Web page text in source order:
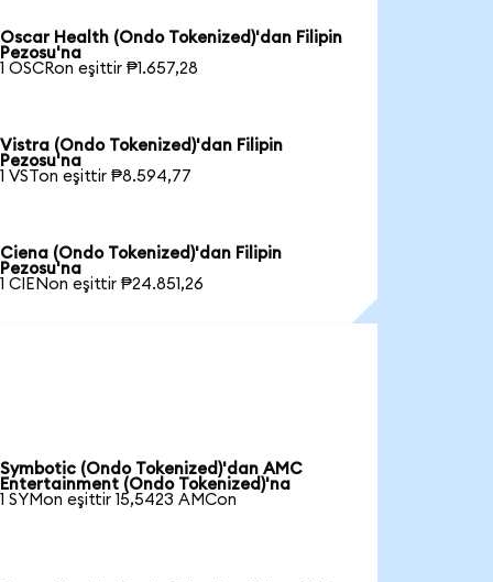
Oscar Health (Ondo Tokenized)'dan Filipin
Pezosu'na
1 OSCRon eşittir ₱1.657,28
Vistra (Ondo Tokenized)'dan Filipin
Pezosu'na
1 VSTon eşittir ₱8.594,77
Ciena (Ondo Tokenized)'dan Filipin
Pezosu'na
1 CIENon eşittir ₱24.851,26
Symbotic (Ondo Tokenized)'dan AMC
Entertainment (Ondo Tokenized)'na
1 SYMon eşittir 15,5423 AMCon